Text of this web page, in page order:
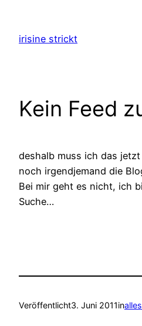
springen
irisine strickt
Kein Feed
deshalb muss ich das
noch irgendjemand die
Bei mir geht es nicht, ich
Suche…
Veröffentlicht3. Juni 2011in